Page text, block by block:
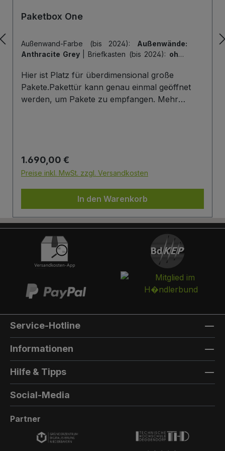
Paketbox One
Außenwand-Farbe (bis 2024): Außenwände:
Anthracite Grey
Briefkasten (bis 2024): ohne
Hintertür | Tiefe der Paketbox (bis 2024):
cm Außenmaß (Standard) | Tür-Farbe (bis
2024):Tür: Anthracite Grey
Hier ist Platz für überdimensional große
Pakete.Pakettür kann genau einmal geöffnet
werden, um Pakete zu empfangen. Mehr
Die Tür wird immer mit einem Halbzylinder
ausgestattet. Das heißt, Sie können den selben
Ihrer Haustüre haben und die Paketbox mit
dem selben Schlüssel öffnen.
Briefkasten:Optional kann ein Briefkasten
integriert werden. Die Post landet in einem
separaten und absperrbaren Auffangkorb.
Hintertür:Auf der Rückseite können Sie eine
Hintertür integrieren. Die Farbe der Hintertür ist
immer die gleiche Farbe, wie die Türfarbe
vorne. Außenmaterial: 8mm HPL(High
Firma Trespa Bei Sonderfarbe: Bezeichnung
der TürfarbeGeben Sie hier den Namen Ihrer
Wunschfarbe an.Die Lieferzeit bei
Sonderfarben verlängert sich um 5 bis 6
AußenfarbeGeben Sie hier den Namen der
Wunschfarbe an.Hinweis: Falls Sie die Türfarbe
in der selben Farbe wie die Außenwandfarbe
berechnet wird.Die Lieferzeit bei Sonderfarben
Regulärer Preis:
1.690,00 €
Preise inkl. MwSt. zzgl. Versandkosten
In den Warenkorb
Service-Hotline
Informationen
Hilfe & Tipps
Social-Media
Partner